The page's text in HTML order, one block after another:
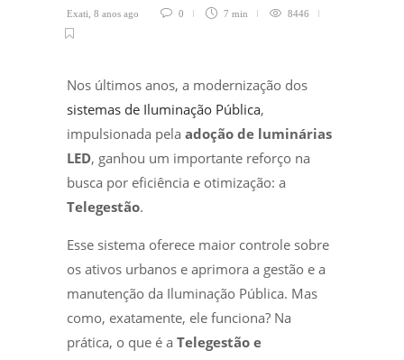
Exati 8 anos ago 0 7 min 8446
Nos últimos anos, a modernização dos
sistemas de Iluminação Pública,
impulsionada pela adoção de luminárias
LED, ganhou um importante reforço na
busca por eficiência e otimização: a
Telegestão.
Esse sistema oferece maior controle sobre
os ativos urbanos e aprimora a gestão e a
manutenção da Iluminação Pública. Mas
como, exatamente, ele funciona? Na
prática, o que é a Telegestão e